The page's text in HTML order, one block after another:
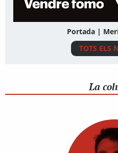
Portada |
TOTS ELS
La